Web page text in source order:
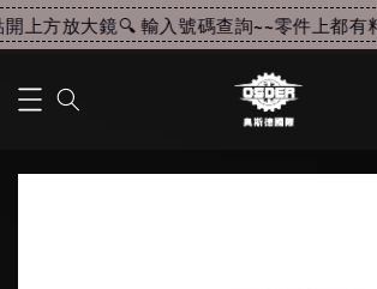
上方放大鏡🔍 輸入號碼查詢~~零件上都有